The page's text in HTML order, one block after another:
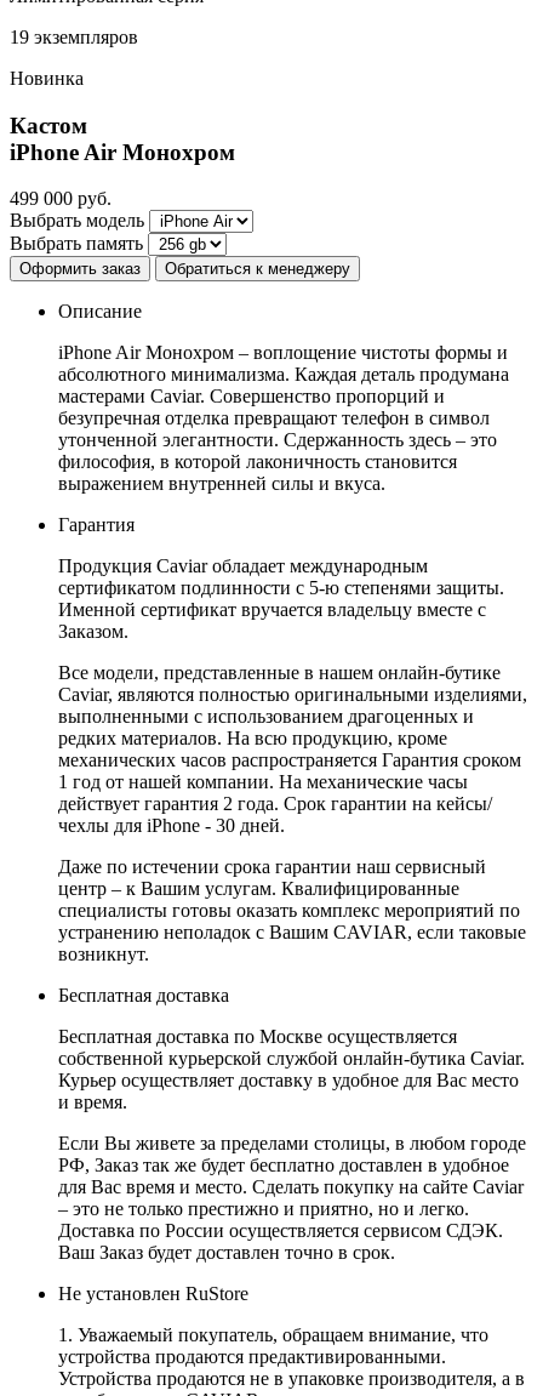
19 экземпляров
Новинка
Кастом
iPhone Air Монохром
499 000 руб.
Выбрать модель
Выбрать память
Оформить заказ Обратиться к менеджеру
Описание
iPhone Air Монохром – воплощение чистоты формы и
абсолютного минимализма. Каждая деталь продумана
мастерами Caviar. Совершенство пропорций и
безупречная отделка превращают телефон в символ
утонченной элегантности. Сдержанность здесь – это
философия, в которой лаконичность становится
выражением внутренней силы и вкуса.
Гарантия
Продукция Caviar обладает международным
сертификатом подлинности с 5-ю степенями защиты.
Именной сертификат вручается владельцу вместе с
Заказом.
Все модели, представленные в нашем онлайн-бутике
Caviar, являются полностью оригинальными изделиями,
выполненными с использованием драгоценных и
редких материалов. На всю продукцию, кроме
механических часов распространяется Гарантия сроком
1 год от нашей компании. На механические часы
действует гарантия 2 года. Срок гарантии на кейсы/
чехлы для iPhone - 30 дней.
Даже по истечении срока гарантии наш сервисный
центр – к Вашим услугам. Квалифицированные
специалисты готовы оказать комплекс мероприятий по
устранению неполадок с Вашим CAVIAR, если таковые
возникнут.
Бесплатная доставка
Бесплатная доставка по Москве осуществляется
собственной курьерской службой онлайн-бутика Caviar.
Курьер осуществляет доставку в удобное для Вас место
и время.
Если Вы живете за пределами столицы, в любом городе
РФ, Заказ так же будет бесплатно доставлен в удобное
для Вас время и место. Сделать покупку на сайте Caviar
– это не только престижно и приятно, но и легко.
Доставка по России осуществляется сервисом СДЭК.
Ваш Заказ будет доставлен точно в срок.
Не установлен RuStore
1. Уважаемый покупатель, обращаем внимание, что
устройства продаются предактивированными.
Устройства продаются не в упаковке производителя, а в